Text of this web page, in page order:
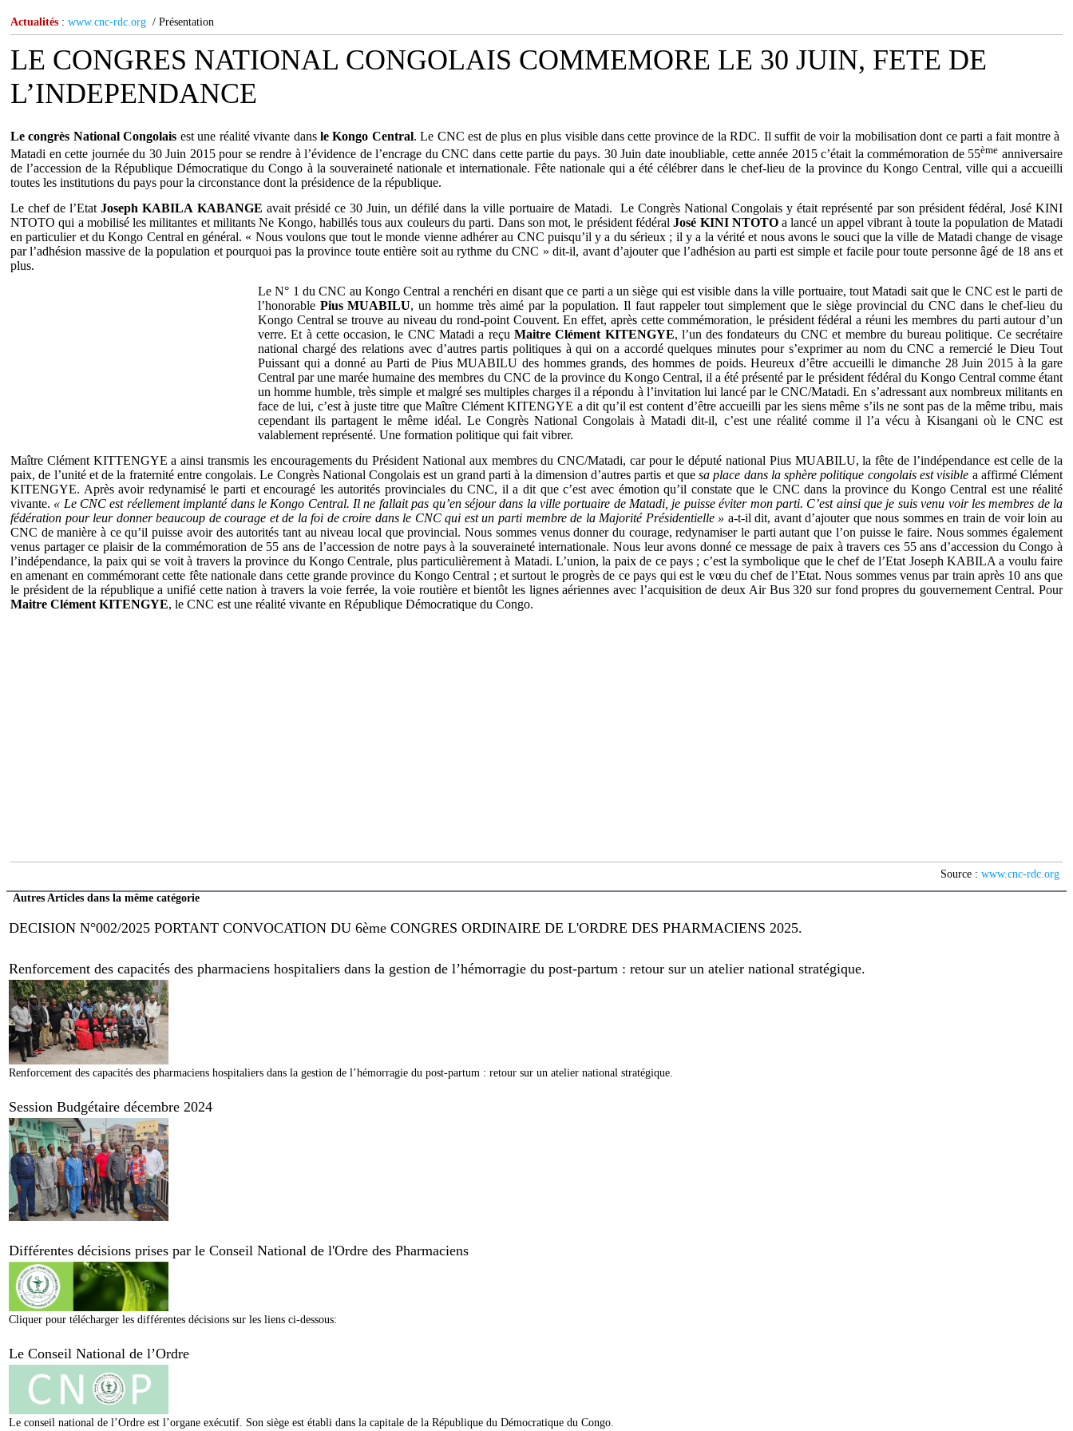
Actualités : www.cnc-rdc.org / Présentation
LE CONGRES NATIONAL CONGOLAIS COMMEMORE LE 30 JUIN, FETE DE
L’INDEPENDANCE
Le congrès National Congolais est une réalité vivante dansle Kongo Central. Le CNC est de plus en plus visible dans cette province de la RDC. Il suffit de voir la mobilisation dont ce parti a fait montre à
Matadi en cette journée du 30 Juin 2015 pour se rendre à l’évidence de l’encrage du CNC dans cette partie du pays. 30 Juin date inoubliable, cette année 2015 c’était la commémoration de 55ème anniversaire
de l’accession de la République Démocratique du Congo à la souveraineté nationale et internationale. Fête nationale qui a été célébrer dans le chef-lieu de la province du Kongo Central, ville qui a accueilli
toutes les institutions du pays pour la circonstance dont la présidence de la république.
Le chef de l’EtatJoseph KABILA KABANGE avait présidé ce 30 Juin, un défilé dans la ville portuaire de Matadi. Le Congrès National Congolais y était représenté par son président fédéral, José KINI
NTOTO qui a mobilisé les militantes et militants Ne Kongo, habillés tous aux couleurs du parti. Dans son mot, le président fédéralJosé KINI NTOTOa lancé un appel vibrant à toute la population de Matadi
en particulier et du Kongo Central en général. « Nous voulons que tout le monde vienne adhérer au CNC puisqu’il y a du sérieux ; il y a la vérité et nous avons le souci que la ville de Matadi change de visage
par l’adhésion massive de la population et pourquoi pas la province toute entière soit au rythme du CNC » dit-il, avant d’ajouter que l’adhésion au parti est simple et facile pour toute personne âgé de 18 ans et
plus.
Le N° 1 du CNC au Kongo Central a renchéri en disant que ce parti a un siège qui est visible dans la ville portuaire, tout Matadi sait que le CNC est le parti de
l’honorable Pius MUABILU, un homme très aimé par la population. Il faut rappeler tout simplement que le siège provincial du CNC dans le chef-lieu du
Kongo Central se trouve au niveau du rond-point Couvent. En effet, après cette commémoration, le président fédéral a réuni les membres du parti autour d’un
verre. Et à cette occasion, le CNC Matadi a reçu Maitre Clément KITENGYE, l’un des fondateurs du CNC et membre du bureau politique. Ce secrétaire
national chargé des relations avec d’autres partis politiques à qui on a accordé quelques minutes pour s’exprimer au nom du CNC a remercié le Dieu Tout
Puissant qui a donné au Parti de Pius MUABILU des hommes grands, des hommes de poids. Heureux d’être accueilli le dimanche 28 Juin 2015 à la gare
Central par une marée humaine des membres du CNC de la province du Kongo Central, il a été présenté par le président fédéral du Kongo Central comme étant
un homme humble, très simple et malgré ses multiples charges il a répondu à l’invitation lui lancé par le CNC/Matadi. En s’adressant aux nombreux militants en
face de lui, c’est à juste titre que Maître Clément KITENGYE a dit qu’il est content d’être accueilli par les siens même s’ils ne sont pas de la même tribu, mais
cependant ils partagent le même idéal. Le Congrès National Congolais à Matadi dit-il, c’est une réalité comme il l’a vécu à Kisangani où le CNC est
valablement représenté. Une formation politique qui fait vibrer.
Maître Clément KITTENGYE a ainsi transmis les encouragements du Président National aux membres du CNC/Matadi, car pour le député national Pius MUABILU, la fête de l’indépendance est celle de la
paix, de l’unité et de la fraternité entre congolais. Le Congrès National Congolais est un grand parti à la dimension d’autres partis et quesa place dans la sphère politique congolais est visible a affirmé Clément
KITENGYE. Après avoir redynamisé le parti et encouragé les autorités provinciales du CNC, il a dit que c’est avec émotion qu’il constate que le CNC dans la province du Kongo Central est une réalité
vivante. « Le CNC est réellement implanté dans le Kongo Central. Il ne fallait pas qu’en séjour dans la ville portuaire de Matadi, je puisse éviter mon parti. C’est ainsi que je suis venu voir les membres de la
fédération pour leur donner beaucoup de courage et de la foi de croire dans le CNC qui est un parti membre de la Majorité Présidentielle » a-t-il dit, avant d’ajouter que nous sommes en train de voir loin au
CNC de manière à ce qu’il puisse avoir des autorités tant au niveau local que provincial. Nous sommes venus donner du courage, redynamiser le parti autant que l’on puisse le faire. Nous sommes également
venus partager ce plaisir de la commémoration de 55 ans de l’accession de notre pays à la souveraineté internationale. Nous leur avons donné ce message de paix à travers ces 55 ans d’accession du Congo à
l’indépendance, la paix qui se voit à travers la province du Kongo Centrale, plus particulièrement à Matadi. L’union, la paix de ce pays ; c’est la symbolique que le chef de l’Etat Joseph KABILA a voulu faire
en amenant en commémorant cette fête nationale dans cette grande province du Kongo Central ; et surtout le progrès de ce pays qui est le vœu du chef de l’Etat. Nous sommes venus par train après 10 ans que
le président de la république a unifié cette nation à travers la voie ferrée, la voie routière et bientôt les lignes aériennes avec l’acquisition de deux Air Bus 320 sur fond propres du gouvernement Central. Pour
Maitre Clément KITENGYE, le CNC est une réalité vivante en République Démocratique du Congo.
Source : www.cnc-rdc.org
Autres Articles dans la même catégorie
DECISION N°002/2025 PORTANT CONVOCATION DU 6ème CONGRES ORDINAIRE DE L'ORDRE DES PHARMACIENS 2025.
Renforcement des capacités des pharmaciens hospitaliers dans la gestion de l’hémorragie du post-partum : retour sur un atelier national stratégique.
Renforcement des capacités des pharmaciens hospitaliers dans la gestion de l’hémorragie du post-partum : retour sur un atelier national stratégique.
Session Budgétaire décembre 2024
Différentes décisions prises par le Conseil National de l'Ordre des Pharmaciens
Cliquer pour télécharger les différentes décisions sur les liens ci-dessous:
Le Conseil National de l’Ordre
Le conseil national de l’Ordre est l’organe exécutif. Son siège est établi dans la capitale de la République du Démocratique du Congo.